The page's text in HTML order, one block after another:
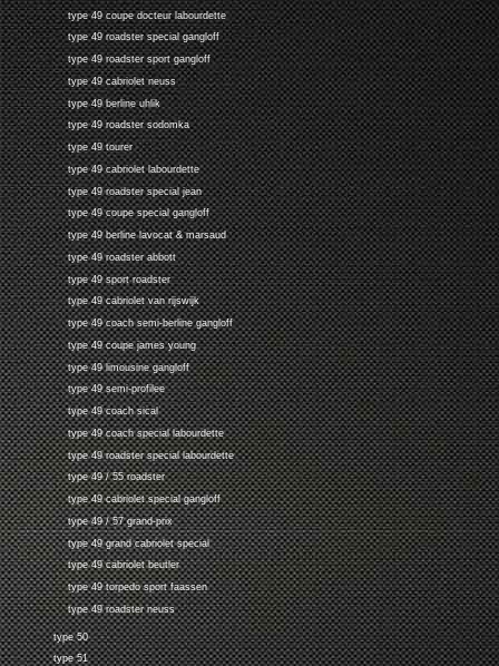
type 49 coupe docteur labourdette
type 49 roadster special gangloff
type 49 roadster sport gangloff
type 49 cabriolet neuss
type 49 berline uhlik
type 49 roadster sodomka
type 49 tourer
type 49 cabriolet labourdette
type 49 roadster special jean
type 49 coupe special gangloff
type 49 berline lavocat & marsaud
type 49 roadster abbott
type 49 sport roadster
type 49 cabriolet van rijswijk
type 49 coach semi-berline gangloff
type 49 coupe james young
type 49 limousine gangloff
type 49 semi-profilee
type 49 coach sical
type 49 coach special labourdette
type 49 roadster special labourdette
type 49 / 55 roadster
type 49 cabriolet special gangloff
type 49 / 57 grand-prix
type 49 grand cabriolet special
type 49 cabriolet beutler
type 49 torpedo sport faassen
type 49 roadster neuss
type 50
type 51